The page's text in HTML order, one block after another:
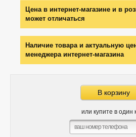
Цена в интернет-магазине и в
может отличаться
Наличие товара и актуальную
менеджера интернет-магазина
В корзину
или купите в один